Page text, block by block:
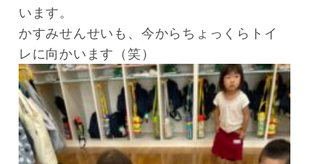
います。
かすみせんせいも、今からちょっくらトイ
レに向かいます（笑）